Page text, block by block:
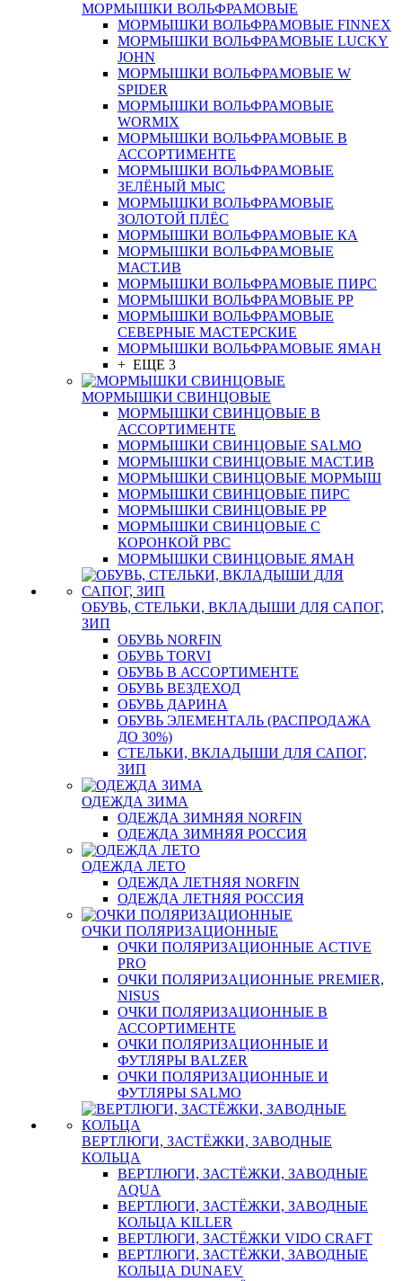
МОРМЫШКИ ВОЛЬФРАМОВЫЕ
МОРМЫШКИ ВОЛЬФРАМОВЫЕ FINNEX
МОРМЫШКИ ВОЛЬФРАМОВЫЕ LUCKY
JOHN
МОРМЫШКИ ВОЛЬФРАМОВЫЕ W
SPIDER
МОРМЫШКИ ВОЛЬФРАМОВЫЕ
WORMIX
МОРМЫШКИ ВОЛЬФРАМОВЫЕ В
АССОРТИМЕНТЕ
МОРМЫШКИ ВОЛЬФРАМОВЫЕ
ЗЕЛЁНЫЙ МЫС
МОРМЫШКИ ВОЛЬФРАМОВЫЕ
ЗОЛОТОЙ ПЛЁС
МОРМЫШКИ ВОЛЬФРАМОВЫЕ КА
МОРМЫШКИ ВОЛЬФРАМОВЫЕ
МАСТ.ИВ
МОРМЫШКИ ВОЛЬФРАМОВЫЕ ПИРС
МОРМЫШКИ ВОЛЬФРАМОВЫЕ РР
МОРМЫШКИ ВОЛЬФРАМОВЫЕ
СЕВЕРНЫЕ МАСТЕРСКИЕ
МОРМЫШКИ ВОЛЬФРАМОВЫЕ ЯМАН
+ ЕЩЕ 3
МОРМЫШКИ СВИНЦОВЫЕ
МОРМЫШКИ СВИНЦОВЫЕ В
АССОРТИМЕНТЕ
МОРМЫШКИ СВИНЦОВЫЕ SALMO
МОРМЫШКИ СВИНЦОВЫЕ МАСТ.ИВ
МОРМЫШКИ СВИНЦОВЫЕ МОРМЫШ
МОРМЫШКИ СВИНЦОВЫЕ ПИРС
МОРМЫШКИ СВИНЦОВЫЕ РР
МОРМЫШКИ СВИНЦОВЫЕ С
КОРОНКОЙ РВС
МОРМЫШКИ СВИНЦОВЫЕ ЯМАН
ОБУВЬ, СТЕЛЬКИ, ВКЛАДЫШИ ДЛЯ САПОГ,
ЗИП
ОБУВЬ NORFIN
ОБУВЬ TORVI
ОБУВЬ В АССОРТИМЕНТЕ
ОБУВЬ ВЕЗДЕХОД
ОБУВЬ ДАРИНА
ОБУВЬ ЭЛЕМЕНТАЛЬ (РАСПРОДАЖА
ДО 30%)
СТЕЛЬКИ, ВКЛАДЫШИ ДЛЯ САПОГ,
ЗИП
ОДЕЖДА ЗИМА
ОДЕЖДА ЗИМНЯЯ NORFIN
ОДЕЖДА ЗИМНЯЯ РОССИЯ
ОДЕЖДА ЛЕТО
ОДЕЖДА ЛЕТНЯЯ NORFIN
ОДЕЖДА ЛЕТНЯЯ РОССИЯ
ОЧКИ ПОЛЯРИЗАЦИОННЫЕ
ОЧКИ ПОЛЯРИЗАЦИОННЫЕ ACTIVE
PRO
ОЧКИ ПОЛЯРИЗАЦИОННЫЕ PREMIER,
NISUS
ОЧКИ ПОЛЯРИЗАЦИОННЫЕ В
АССОРТИМЕНТЕ
ОЧКИ ПОЛЯРИЗАЦИОННЫЕ И
ФУТЛЯРЫ BALZER
ОЧКИ ПОЛЯРИЗАЦИОННЫЕ И
ФУТЛЯРЫ SALMO
ВЕРТЛЮГИ, ЗАСТЁЖКИ, ЗАВОДНЫЕ
КОЛЬЦА
ВЕРТЛЮГИ, ЗАСТЁЖКИ, ЗАВОДНЫЕ
AQUA
ВЕРТЛЮГИ, ЗАСТЁЖКИ, ЗАВОДНЫЕ
КОЛЬЦА KILLER
ВЕРТЛЮГИ, ЗАСТЁЖКИ VIDO CRAFT
ВЕРТЛЮГИ, ЗАСТЁЖКИ, ЗАВОДНЫЕ
КОЛЬЦА DUNAEV